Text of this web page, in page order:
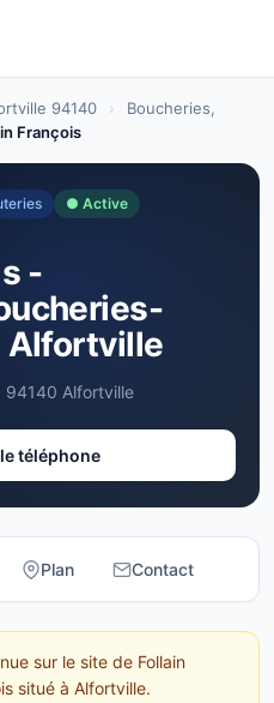
94140 ›
Boucheries,
François
● Active
-
Alfortville
94140 Alfortville
téléphone
Plan Contact
sur le site de Follain
situé à Alfortville.